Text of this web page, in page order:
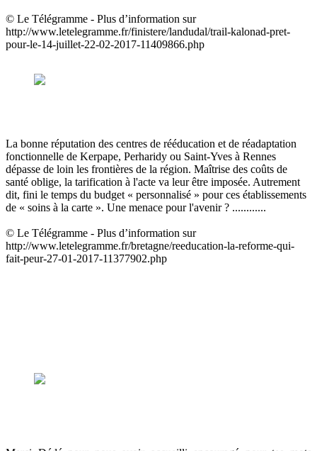
© Le Télégramme - Plus d’information sur
http://www.letelegramme.fr/finistere/landudal/trail-kalonad-pret-
pour-le-14-juillet-22-02-2017-11409866.php
La bonne réputation des centres de rééducation et de réadaptation
fonctionnelle de Kerpape, Perharidy ou Saint-Yves à Rennes
dépasse de loin les frontières de la région. Maîtrise des coûts de
santé oblige, la tarification à l'acte va leur être imposée. Autrement
dit, fini le temps du budget « personnalisé » pour ces établissements
de « soins à la carte ». Une menace pour l'avenir ? ............
© Le Télégramme - Plus d’information sur
http://www.letelegramme.fr/bretagne/reeducation-la-reforme-qui-
fait-peur-27-01-2017-11377902.php